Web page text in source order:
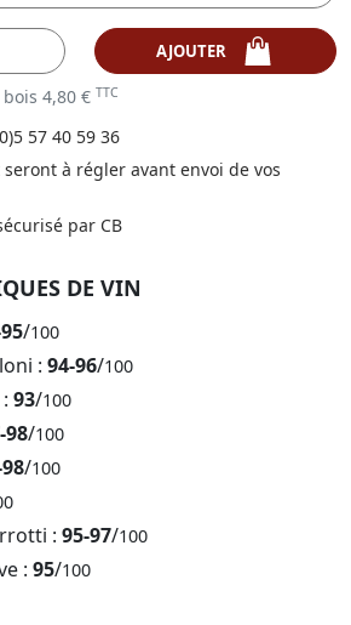
4,80 € TTC
57 40 59 36
seront à régler avant envoi de vos
par CB
DE VIN
/100
: 94-96/100
93/100
98/100
/100
: 95-97/100
: 95/100